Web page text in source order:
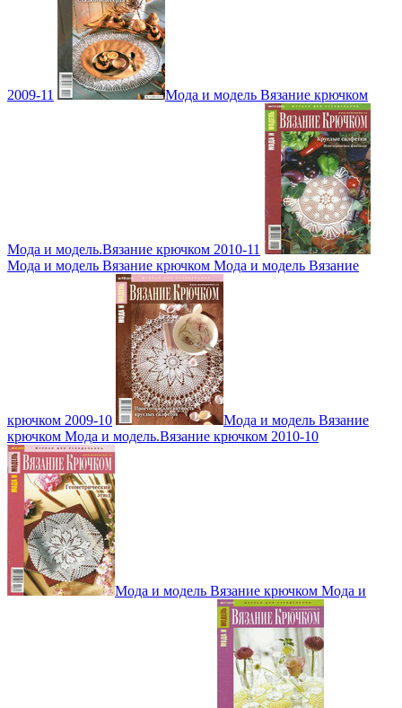
2009-11 Мода и модель Вязание крючком
Мода и модель.Вязание крючком 2010-11
Мода и модель Вязание крючком Мода и модель Вязание
крючком 2009-10
Мода и модель Вязание
крючком Мода и модель.Вязание крючком 2010-10
Мода и модель Вязание крючком Мода и